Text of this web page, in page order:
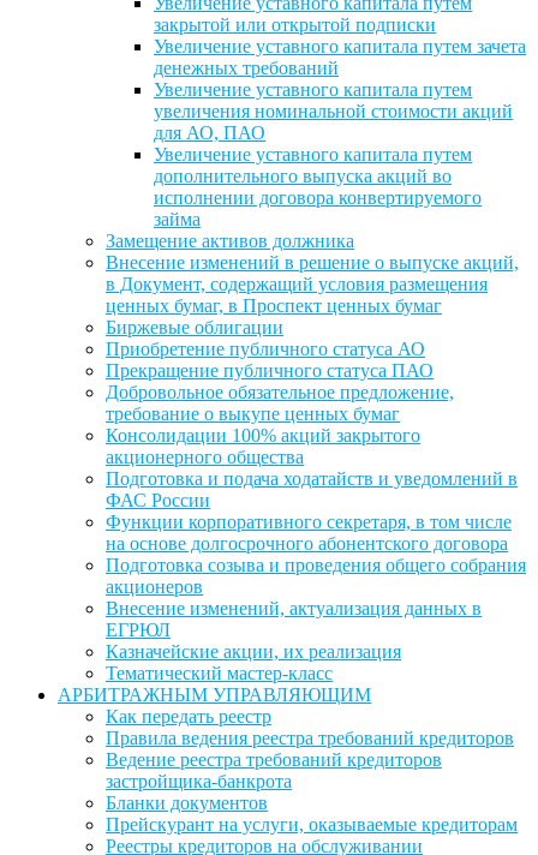
закрытой или открытой подписки
Увеличение уставного капитала путем зачета
денежных требований
Увеличение уставного капитала путем
увеличения номинальной стоимости акций
для АО, ПАО
Увеличение уставного капитала путем
дополнительного выпуска акций во
исполнении договора конвертируемого
займа
Замещение активов должника
Внесение изменений в решение о выпуске акций,
в Документ, содержащий условия размещения
ценных бумаг, в Проспект ценных бумаг
Биржевые облигации
Приобретение публичного статуса АО
Прекращение публичного статуса ПАО
Добровольное обязательное предложение,
требование о выкупе ценных бумаг
Консолидации 100% акций закрытого
акционерного общества
Подготовка и подача ходатайств и уведомлений в
ФАС России
Функции корпоративного секретаря, в том числе
на основе долгосрочного абонентского договора
Подготовка созыва и проведения общего собрания
акционеров
Внесение изменений, актуализация данных в
ЕГРЮЛ
Казначейские акции, их реализация
Тематический мастер-класс
АРБИТРАЖНЫМ УПРАВЛЯЮЩИМ
Как передать реестр
Правила ведения реестра требований кредиторов
Ведение реестра требований кредиторов
застройщика-банкрота
Бланки документов
Прейскурант на услуги, оказываемые кредиторам
Реестры кредиторов на обслуживании